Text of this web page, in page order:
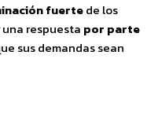
fuertede los
respuesta por parte
sus demandas sean